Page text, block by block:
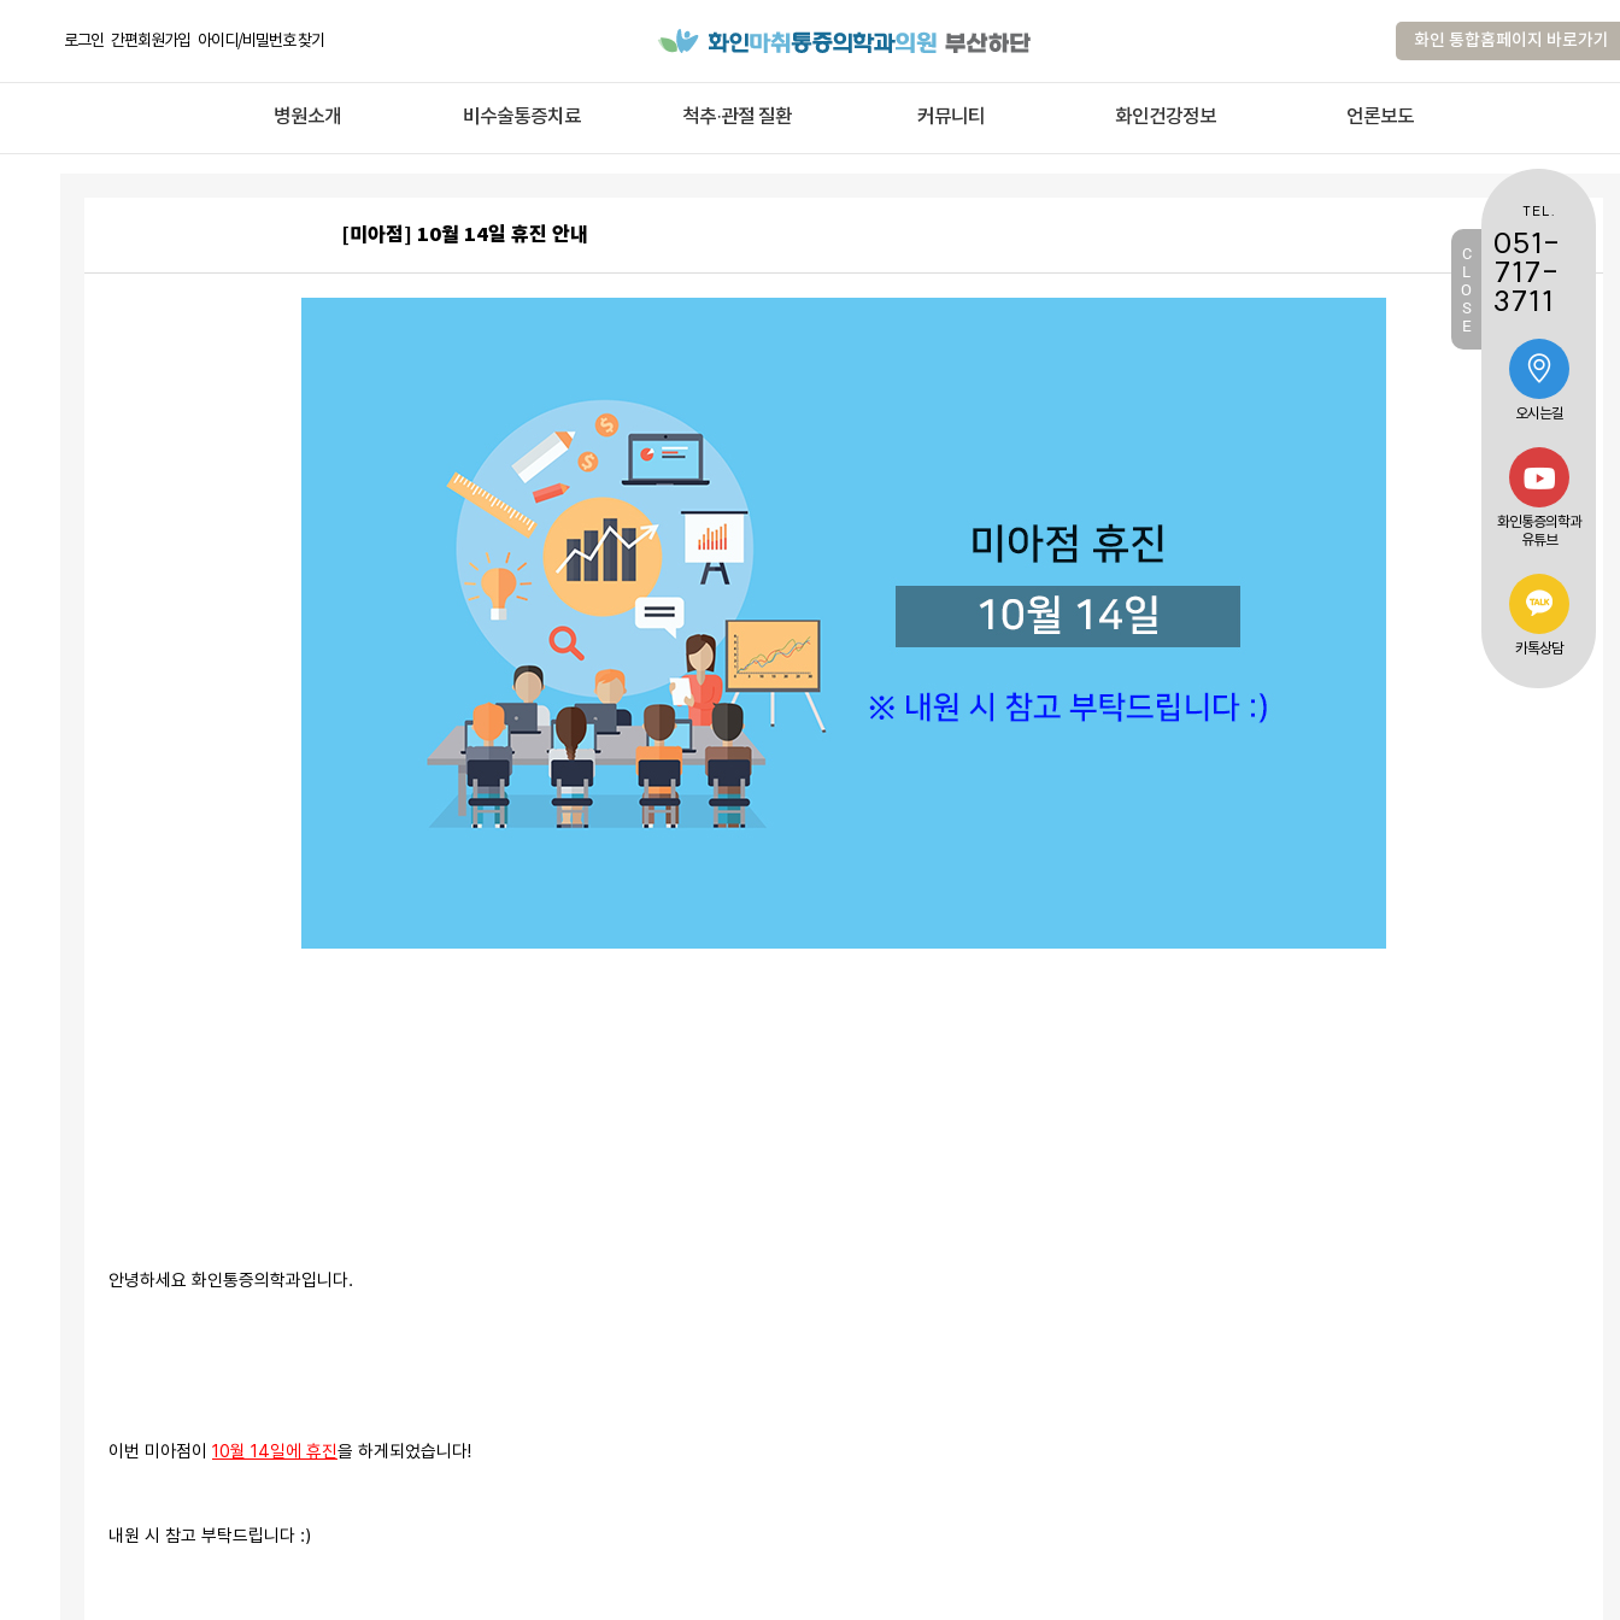
로그인 간편회원가입 아이디/비밀번호 찾기 화인 통합홈페이지 바로가기
병원소개 비수술통증치료 척추·관절 질환 커뮤니티 화인건강정보 언론보도
[미아점] 10월 14일 휴진 안내
안녕하세요 화인통증의학과입니다.
이번 미아점이 10월 14일에 휴진을 하게되었습니다!
내원 시 참고 부탁드립니다 :)
C
L
O
S
E
TEL.
051-
717-
3711
오시는길
화인통증의학과
유튜브
카톡상담